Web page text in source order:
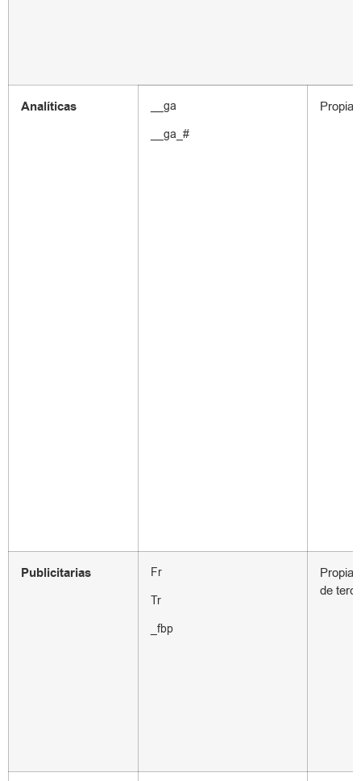
Analíticas
__ga
__ga_#
Propias
Publicitarias
Fr
Tr
_fbp
de